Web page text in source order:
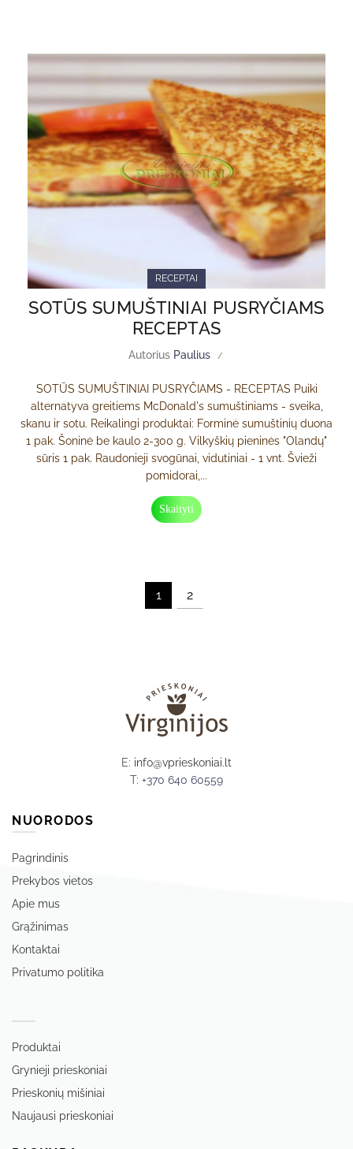
RECEPTAI
SOTŪS SUMUŠTINIAI PUSRYČIAMS
RECEPTAS
Autorius Paulius
SOTŪS SUMUŠTINIAI PUSRYČIAMS - RECEPTAS Puiki
alternatyva greitiems McDonald's sumuštiniams - sveika,
skanu ir sotu. Reikalingi produktai: Forminė sumuštinių duona
1 pak. Šoninė be kaulo 2-300 g. Vilkyškių pieninės "Olandų"
sūris 1 pak. Raudonieji svogūnai, vidutiniai - 1 vnt. Švieži
pomidorai,...
Skaityti
1 2
E: info@vprieskoniai.lt
T: +370 640 60559
NUORODOS
Pagrindinis
Prekybos vietos
Apie mus
Grąžinimas
Kontaktai
Privatumo politika
Produktai
Grynieji prieskoniai
Prieskonių mišiniai
Naujausi prieskoniai